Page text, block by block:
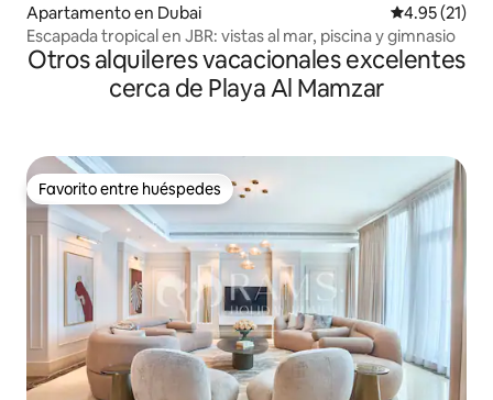
Apartamento en Dubai Calificación
4.95 (21)
Escapada tropical en JBR: vistas al mar, piscina y gimnasio
Otros alquileres vacacionales excelentes
cerca de Playa Al Mamzar
Favorito entre huéspedes
Favorito entre huéspedes